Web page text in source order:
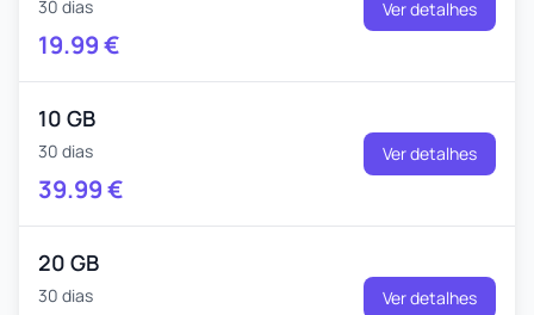
30 dias
19.99€
Ver detalhes
10 GB
30 dias
39.99€
Ver detalhes
20 GB
30 dias Ver detalhes